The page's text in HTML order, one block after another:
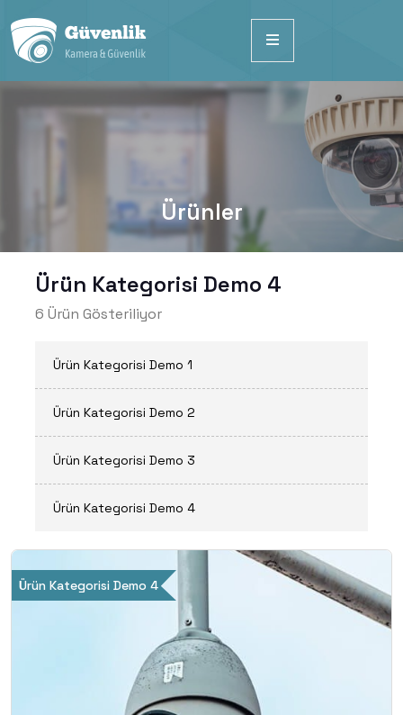
Ürünler
Ürün Kategorisi Demo 4
6 Ürün Gösteriliyor
Ürün Kategorisi Demo 1
Ürün Kategorisi Demo 2
Ürün Kategorisi Demo 3
Ürün Kategorisi Demo 4
Ürün Kategorisi Demo 4